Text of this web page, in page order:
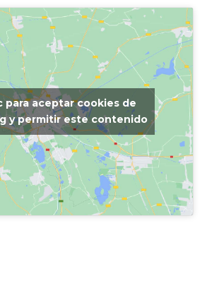
para aceptar cookies de
y permitir este contenido